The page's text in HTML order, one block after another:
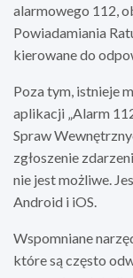
alarmowego 112,
Powiadamiania
kierowane do
Poza tym, istnieje
aplikacji „Alarm
Spraw
zgłoszenie
nie jest możliwe.
Android i iOS.
Wspomniane
które są często